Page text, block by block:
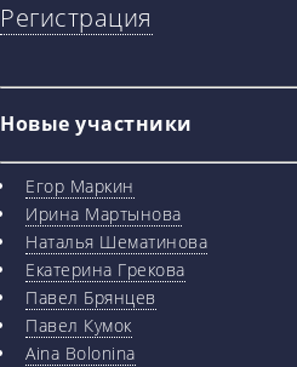
Регистрация
Новые участники
Егор Маркин
Ирина Мартынова
Наталья Шематинова
Екатерина Грекова
Павел Брянцев
Павел Кумок
Aina Bolonina